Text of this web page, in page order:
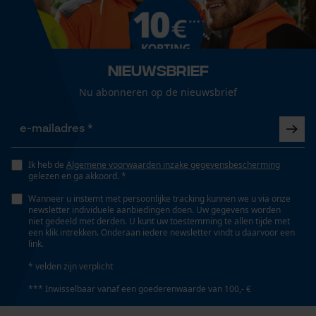
Geslacht
Uniseks
Product geschikt voor het hele jaar
Pasvorm
Relaxed Fit
Zaktstype
Jaszakken, Buiktasje, Frontzakken, Zakken voor
Nieuwsbrief
Nu abonneren op de nieuwsbrief
Ik heb de Algemene voorwaarden inzake gegevensbescherming
gelezen en ga akkoord. *
Wanneer u instemt met persoonlijke tracking kunnen we u via onze
newsletter individuele aanbiedingen doen. Uw gegevens worden
niet gedeeld met derden. U kunt uw toestemming te allen tijde met
een klik intrekken. Onderaan iedere newsletter vindt u daarvoor een
link.
* velden zijn verplicht
*** Inwisselbaar vanaf een goederenwaarde van 100,- €
Loop54 Personalization
YouTube-video's
Google Maps
Marketing Cookies